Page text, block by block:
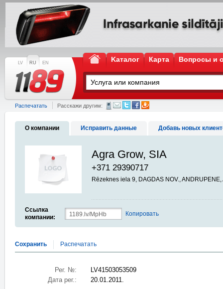
LV RU EN Kаталог Карта Вопросы и
Распечатать Расскажи другим:
О компании Исправить данные Добавь новых
Agra Grow, SIA
+371 29390717
Rēzeknes iela 9, DAGDAS NOV.,
Ссылка
компании:
Копировать
Сохранить Распечатать
Рег. №:
LV41503053509
Дата рег.:
20.01.2011.